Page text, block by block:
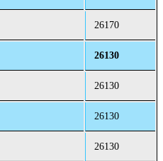
26170
26130
26130
26130
26130